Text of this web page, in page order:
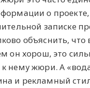
о
записке
объяснить, что
он хорош, это
нему жюри. А
и рекламный